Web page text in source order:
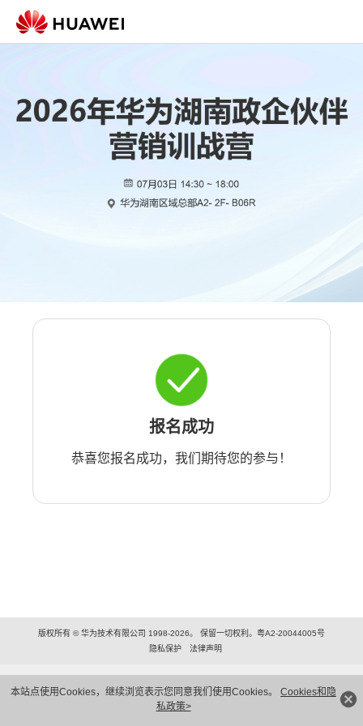
本站点使用Cookies，继续浏览表示您同意我们使用Cookies。 Cookies和隐
私政策>
报名成功
恭喜您报名成功，我们期待您的参与！
版权所有 © 华为技术有限公司 1998-2026。 保留一切权利。粤A2-20044005号
隐私保护
法律声明